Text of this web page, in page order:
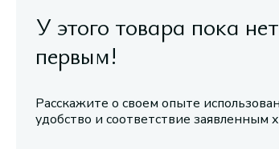
У этого товара пока
первым!
Расскажите о своем опыте
удобство и соответствие заявленным